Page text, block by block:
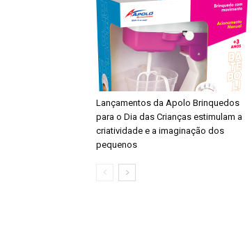
Lançamentos da Apolo Brinquedos
para o Dia das Crianças estimulam a
criatividade e a imaginação dos
pequenos